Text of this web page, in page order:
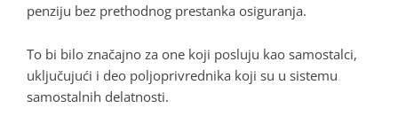
penziju bez prethodnog prestanka osiguranja.
To bi bilo značajno za one koji posluju kao samostalci,
uključujući i deo poljoprivrednika koji su u sistemu
samostalnih delatnosti.